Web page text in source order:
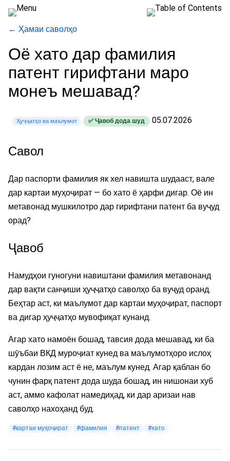
← Ҳамаи саволҳо
Оё хато дар фамилия
патент гирифтани маро
монеъ мешавад?
Ҳуҷҷатҳо ва маълумот ✅ Ҷавоб дода шуд 05.07.2026
Савол
Дар паспорти фамилия як хел навишта шудааст, вале
дар картаи муҳоҷират — бо хато ё ҳарфи дигар. Оё ин
метавонад мушкилотро дар гирифтани патент ба вуҷуд
орад?
Ҷавоб
Намудҳои гуногуни навиштани фамилия метавонанд
дар вақти санҷиши ҳуҷҷатҳо саволҳо ба вуҷуд оранд.
Беҳтар аст, ки маълумот дар картаи муҳоҷират, паспорт
ва дигар ҳуҷҷатҳо мувофиқат кунанд.
Агар хато намоён бошад, тавсия дода мешавад, ки ба
шӯъбаи ВКД муроҷиат кунед ва маълумотҳоро ислоҳ
кардан лозим аст ё не, маълум кунед. Агар қаблан бо
чунин фарқ патент дода шуда бошад, ин нишонаи хуб
аст, аммо кафолат намедиҳад, ки дар аризаи нав
саволҳо нахоҳанд буд.
#картаи муҳоҷират #фамилия #патент #хато